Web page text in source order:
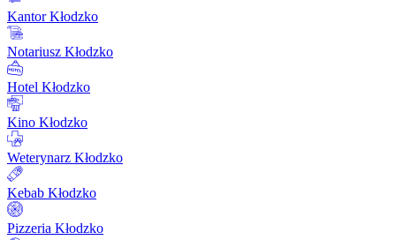
Kantor Kłodzko
Notariusz Kłodzko
Hotel Kłodzko
Kino Kłodzko
Weterynarz Kłodzko
Kebab Kłodzko
Pizzeria Kłodzko